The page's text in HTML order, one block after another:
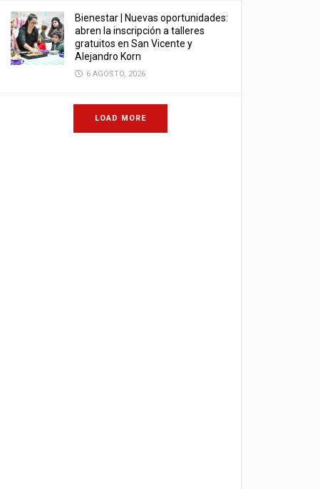
Bienestar | Nuevas oportunidades:
abren la inscripción a talleres
gratuitos en San Vicente y
Alejandro Korn
6 AGOSTO, 2026
LOAD MORE